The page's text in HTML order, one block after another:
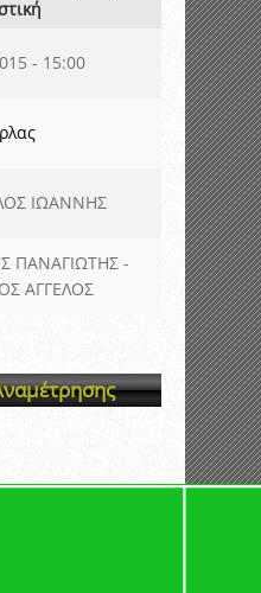
- 15:00
ΙΩΑΝΝΗΣ
ΠΑΝΑΓΙΩΤΗΣ -
ΑΓΓΕΛΟΣ